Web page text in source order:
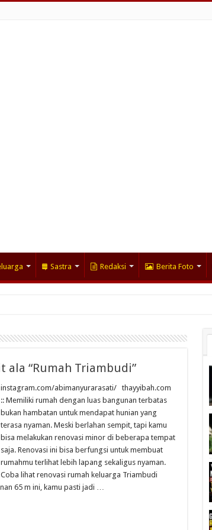
Sastra Redaksi Berita Foto
ala “Rumah Triambudi”
instagram.com/abimanyurarasati/ thayyibah.com
:: Memiliki rumah dengan luas bangunan terbatas
bukan hambatan untuk mendapat hunian yang
terasa nyaman. Meski berlahan sempit, tapi kamu
bisa melakukan renovasi minor di beberapa tempat
saja. Renovasi ini bisa berfungsi untuk membuat
rumahmu terlihat lebih lapang sekaligus nyaman.
Coba lihat renovasi rumah keluarga Triambudi
65 m ini, kamu pasti jadi …